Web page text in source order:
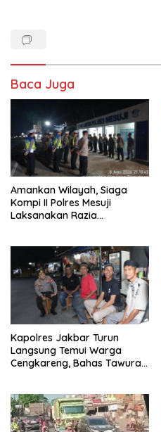
Baca Juga
Amankan Wilayah, Siaga
Kompi II Polres Mesuji
Laksanakan Razia
Kapolres Jakbar Turun
Langsung Temui Warga
Cengkareng, Bahas Tawuran